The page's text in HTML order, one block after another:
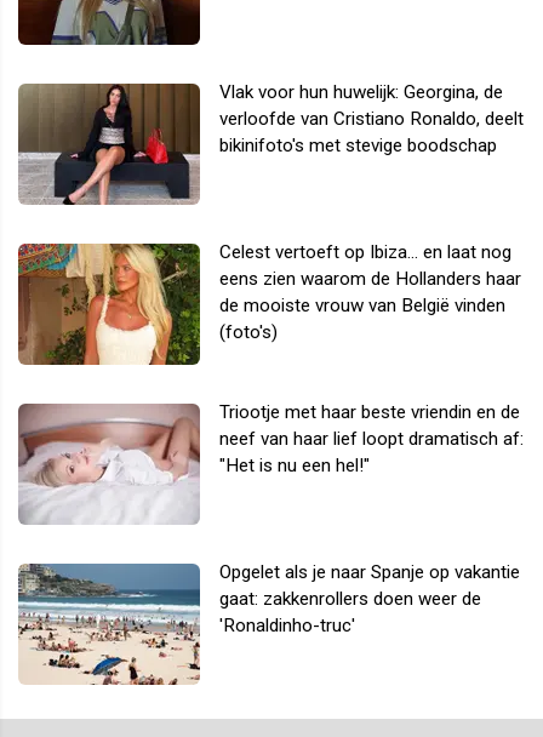
Vlak voor hun huwelijk: Georgina, de
verloofde van Cristiano Ronaldo, deelt
bikinifoto's met stevige boodschap
Celest vertoeft op Ibiza... en laat nog
eens zien waarom de Hollanders haar
de mooiste vrouw van België vinden
(foto's)
Triootje met haar beste vriendin en de
neef van haar lief loopt dramatisch af:
"Het is nu een hel!"
Opgelet als je naar Spanje op vakantie
gaat: zakkenrollers doen weer de
'Ronaldinho-truc'